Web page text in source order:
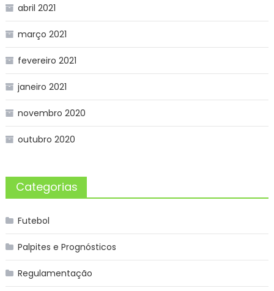
abril 2021
março 2021
fevereiro 2021
janeiro 2021
novembro 2020
outubro 2020
Categorias
Futebol
Palpites e Prognósticos
Regulamentação